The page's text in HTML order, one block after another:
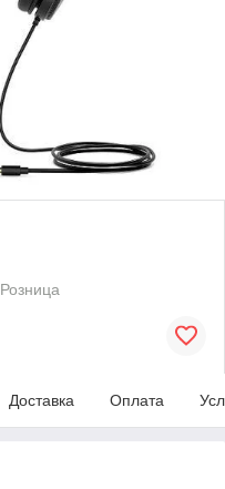
Розница
Доставка Оплата